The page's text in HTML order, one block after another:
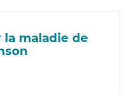
maladie de